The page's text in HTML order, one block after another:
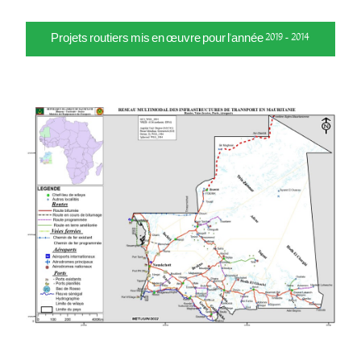
Projets routiers mis en œuvre pour l'année 2019 - 2014